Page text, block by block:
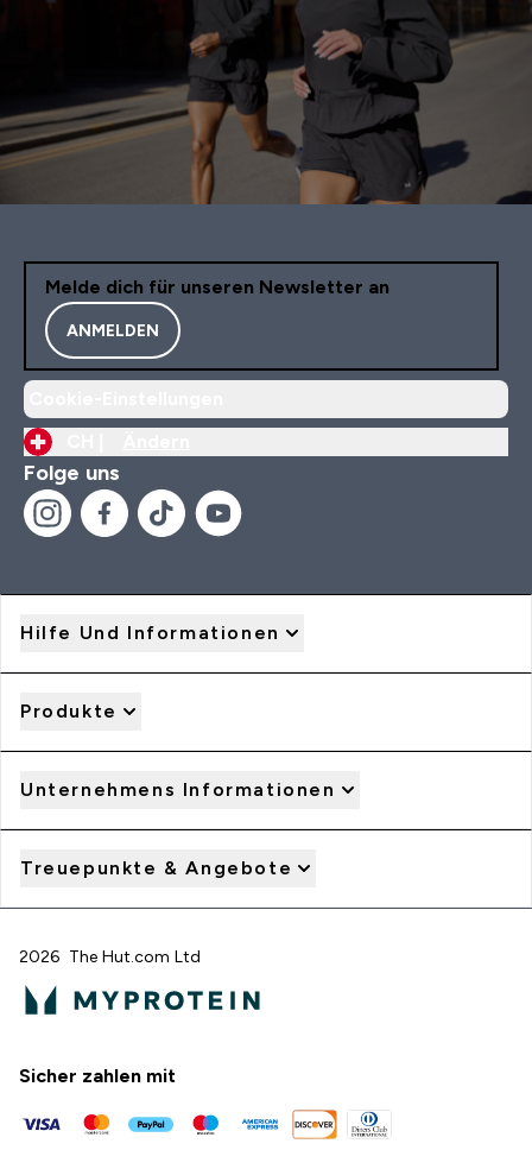
Melde dich für unseren Newsletter an
ANMELDEN
Folge uns
Hilfe Und Informationen
Produkte
Unternehmens Informationen
Treuepunkte & Angebote
2026 The Hut.com Ltd
Sicher zahlen mit